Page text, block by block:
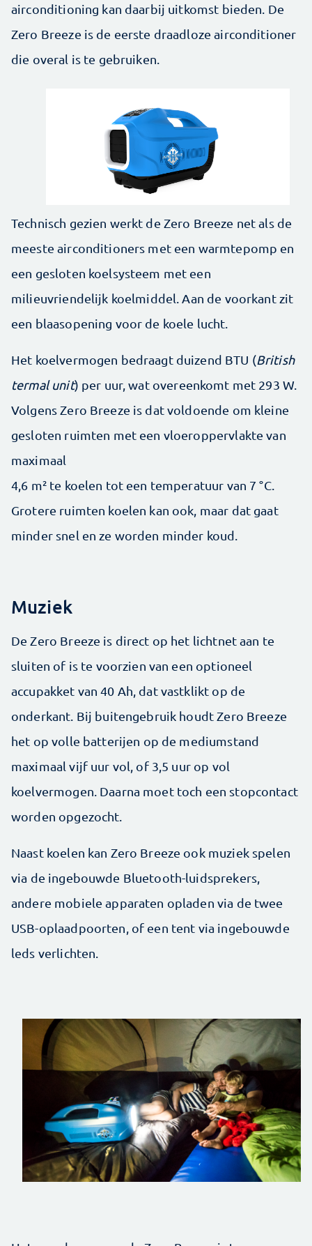
airconditioning kan daarbij uitkomst bieden. De
Zero Breeze is de eerste draadloze airconditioner
die overal is te gebruiken.
Technisch gezien werkt de Zero Breeze net als de
meeste airconditioners met een warmtepomp en
een gesloten koelsysteem met een
milieuvriendelijk koelmiddel. Aan de voorkant zit
een blaas­opening voor de koele lucht.
Het koelvermogen bedraagt duizend BTU (British
termal unit) per uur, wat overeenkomt met 293 W.
Volgens Zero Breeze is dat voldoende om kleine
gesloten ruimten met een vloeroppervlakte van
maximaal ­
4,6 m² te koelen tot een temperatuur van 7 °C.
Grotere ruimten koelen kan ook, maar dat gaat
minder snel en ze worden minder koud.
Muziek
De Zero Breeze is direct op het lichtnet aan te
sluiten of is te voorzien van een optioneel
accupakket van 40 Ah, dat vastklikt op de
onderkant. Bij buitengebruik houdt Zero Breeze
het op volle batterijen op de mediumstand
maximaal vijf uur vol, of 3,5 uur op vol
koelvermogen. Daarna moet toch een stopcontact
worden opgezocht.
Naast koelen kan Zero Breeze ook muziek spelen
via de ingebouwde Bluetooth-luidsprekers,
andere mobiele apparaten opladen via de twee
USB-oplaadpoorten, of een tent via ingebouwde
leds verlichten.